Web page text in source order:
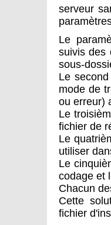
serveur
Le
suivis des
sous-
Le
mode de
ou erreur)
Le
fichier de
Le
utiliser
Le
codage et
Chacun
Cette
fichier